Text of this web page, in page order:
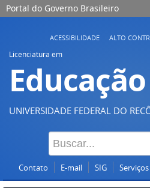
Portal do Governo Brasileiro
ACESSIBILIDADE ALTO
Licenciatura em
UNIVERSIDADE FEDERAL DO
Contato E-mail SIG